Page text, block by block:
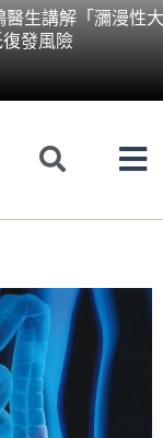
生講解「瀰漫性
發風險